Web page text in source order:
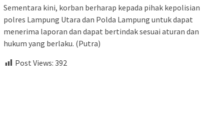
Sementara kini, korban berharap kepada pihak kepolisian
polres Lampung Utara dan Polda Lampung untuk dapat
menerima laporan dan dapat bertindak sesuai aturan dan
hukum yang berlaku. (Putra)
Post Views: 392